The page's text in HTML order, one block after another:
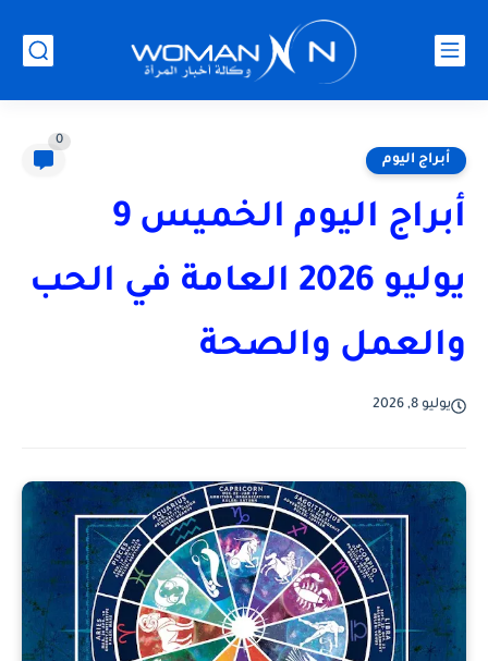
أبراج اليوم
0
أبراج اليوم الخميس 9
يوليو 2026 العامة في الحب
والعمل والصحة
يوليو 8, 2026